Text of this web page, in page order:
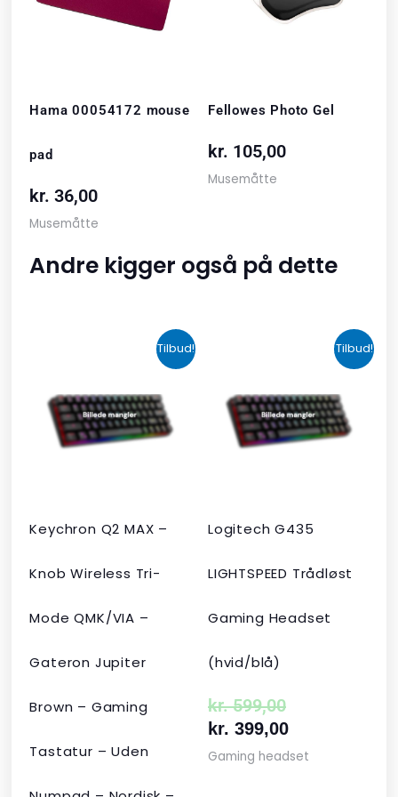
Hama 00054172 mouse
pad
kr. 36,00
Musemåtte
Fellowes Photo Gel
kr. 105,00
Musemåtte
Andre kigger også på dette
Tilbud!
Keychron Q2 MAX –
Knob Wireless Tri-
Mode QMK/VIA –
Gateron Jupiter
Brown – Gaming
Tastatur – Uden
oprindelige
pris
var:
kr. 2.190,00.
Den
aktuelle
pris
er:
kr. 1.465,00.
Tilbud!
Logitech G435
LIGHTSPEED Trådløst
Gaming Headset
(hvid/blå)
kr.599,00
oprindelige
pris
var:
kr. 599,00.
kr. 399,00
aktuelle
pris
er:
kr. 399,00.
Gaming headset